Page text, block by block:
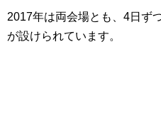
2017年は両会場とも、 4日ず
が設けられています。